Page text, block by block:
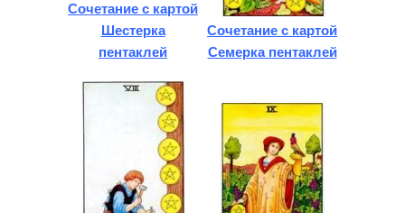
Сочетание с картой
Шестерка
пентаклей
Сочетание с картой
Семерка пентаклей